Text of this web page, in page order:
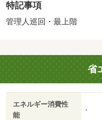
証料：総賃料６０％ 更
落時、家賃総合計額の１
ヶ月分を賃借人が賃貸人
ニー／エアコン／フロー
トロック／室内洗濯置／
／温水洗浄便座／洗面所
チン／防犯カメラ／ＩＨ
特記事項
管理人巡回・最上階
省
エネルギー消費性
能
-